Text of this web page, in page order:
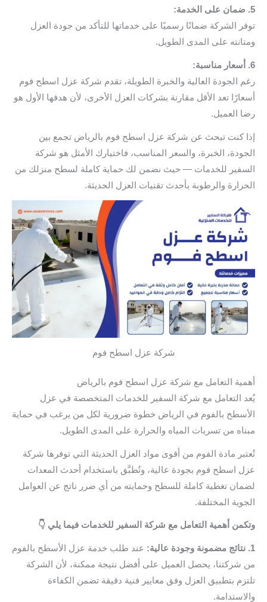
5. ضمان على الخدمة:
توفر الشركة ضمانًا رسميًا على خدماتها للتأكد من جودة العزل
ومتانته على المدى الطويل.
6. أسعار مناسبة:
رغم الجودة العالية والخبرة الطويلة، تقدم شركة عزل اسطح فوم
أسعارًا تعد الأقل مقارنة بشركات العزل الأخرى، لأن هدفها الأول هو
رضا العميل.
إذا كنت تبحث عن شركة عزل اسطح فوم بالرياض تجمع بين
الجودة، الخبرة، والسعر المناسب، فاختيارك الأمثل هو شركة
السفير للخدمات — حيث نضمن لك حماية كاملة لسطح منزلك من
الحرارة والرطوبة بأحدث تقنيات العزل الحديثة.
شركة عزل اسطح فوم
أهمية التعامل مع شركة عزل اسطح فوم بالرياض
يُعد التعامل مع شركة السفير للخدمات المتخصصة في عزل
الأسطح بالفوم في الرياض خطوة ضرورية لكل من يرغب في حماية
مبناه من تسربات المياه والحرارة على المدى الطويل.
تُعتبر مادة الفوم من أقوى مواد العزل الحديثة التي توفرها شركة
عزل اسطح فوم بجودة عالية، وتُطبَّق باستخدام أحدث المعدات
لضمان تغطية كاملة للسطح وحمايته من أي ضرر ناتج عن العوامل
الجوية المختلفة.
وتكمن أهمية التعامل مع شركة السفير للخدمات فيما يلي 👇
1. نتائج مضمونة وجودة عالية:
عند طلب خدمة عزل الأسطح بالفوم
من شركتنا، يحصل العميل على أفضل نتيجة ممكنة، لأن الشركة
تلتزم بتطبيق العزل وفق معايير فنية دقيقة تضمن الكفاءة
والاستدامة.